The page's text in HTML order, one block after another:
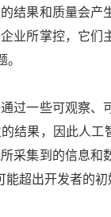
结果和质量会
业所掌控，它
一些可观察、
结果，因此人
采集到的信息
超出开发者的初